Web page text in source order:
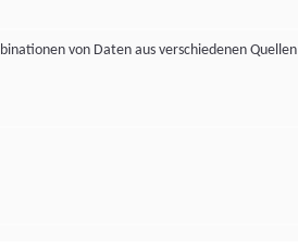
von Daten aus verschiedenen Quellen